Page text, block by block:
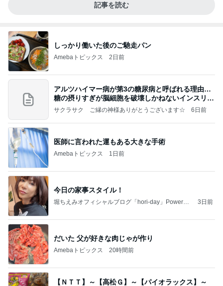
記事を読む
しっかり働いた後のご馳走パン
Amebaトピックス 2日前
アルツハイマー病が第3の糖尿病と呼ばれる理由…
糖の摂りすぎが脳細胞を破壊しかねないインスリン
の恐
サクラサク ご縁の神様ありがとうございます☆ 6日前
医師に言われた運もある大きな手術
Amebaトピックス 1日前
今日の家事スタイル！
堀ちえみオフィシャルブログ「hori-day」Powered
3日前
だいた 父が好きな肉じゃが作り
Amebaトピックス 20時間前
【ＮＴＴ】～【高松Ｇ】～【パイオラックス】～